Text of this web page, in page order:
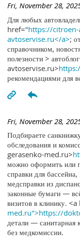
Fri, November 28,
Для любых
href="https://
avtoservise.ru</a>;
справочником,
полезности >
avtoservise.ru>
рекомендациями для
Fri, November 28,
Подбираете
обследования и
gerasenko-med.ru>
можно оформить или
справки для
медсправки из
законные бумаги —
визитов в клинику.
med.ru">https://
детали — санитарная
без медкомиссии.